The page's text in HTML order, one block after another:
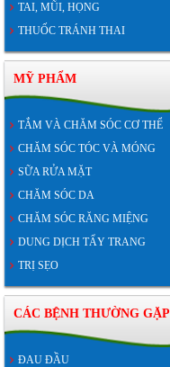
TAI, MŨI, HỌNG
THUỐC TRÁNH THAI
MỸ PHẨM
TẮM VÀ CHĂM SÓC CƠ THỂ
CHĂM SÓC TÓC VÀ MÓNG
SỮA RỬA MẶT
CHĂM SÓC DA
CHĂM SÓC RĂNG MIỆNG
DUNG DỊCH TẨY TRANG
TRỊ SẸO
CÁC BỆNH THƯỜNG GẶP
ĐAU ĐẦU